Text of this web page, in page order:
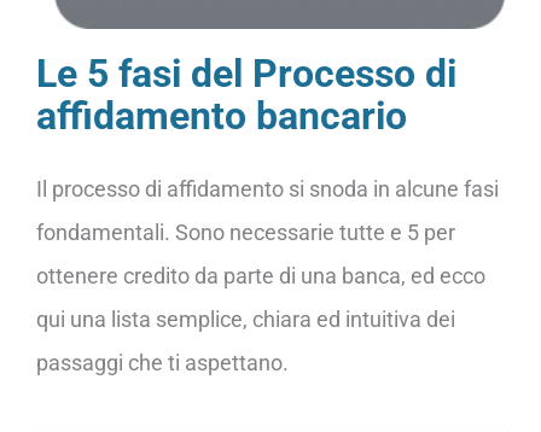
Le 5 fasi del Processo di
affidamento bancario
Il processo di affidamento si snoda in alcune fasi
fondamentali. Sono necessarie tutte e 5 per
ottenere credito da parte di una banca, ed ecco
qui una lista semplice, chiara ed intuitiva dei
passaggi che ti aspettano.